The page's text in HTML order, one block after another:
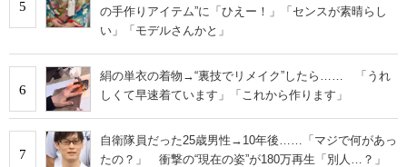
5
の手作りアイテム”に「ひえー！」「センスが素晴らし
い」「モデルさんかと」
6
絹の単衣の着物→“裏技でリメイク”したら…… 「うれ
しくて早速着ています」「これから作ります」
7
自衛隊員だった25歳男性→10年後……「マジで何があっ
たの？」 衝撃の“現在の姿”が180万再生「別人…？」